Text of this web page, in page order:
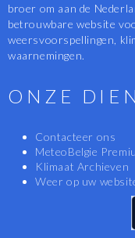
broer om aan de
betrouwbare website
weersvoorspellingen,
waarnemingen.
ONZE
Contacteer ons
MeteoBelgie
Klimaat Archieven
Weer op uw